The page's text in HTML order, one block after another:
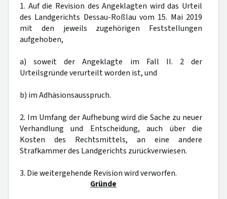
1. Auf die Revision des Angeklagten wird das Urteil
des Landgerichts Dessau-Roßlau vom 15. Mai 2019
mit den jeweils zugehörigen Feststellungen
aufgehoben,
a) soweit der Angeklagte im Fall II. 2 der
Urteilsgründe verurteilt worden ist, und
b) im Adhäsionsausspruch.
2. Im Umfang der Aufhebung wird die Sache zu neuer
Verhandlung und Entscheidung, auch über die
Kosten des Rechtsmittels, an eine andere
Strafkammer des Landgerichts zurückverwiesen.
3. Die weitergehende Revision wird verworfen.
Gründe